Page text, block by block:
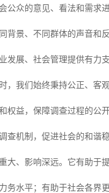
公众的意见、看法和需求
背景、不同群体的声音和
发展、社会管理提供有力支
，我们始终秉持公正、客
权益，保障调查过程的公
查机制，促进社会的和谐稳
大、影响深远。它有助于
务水平；有助于社会各界